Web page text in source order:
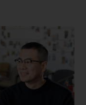
材集
こちら